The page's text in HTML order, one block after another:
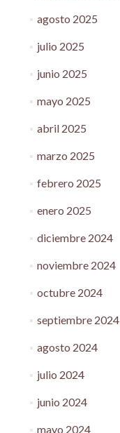
agosto 2025
julio 2025
junio 2025
mayo 2025
abril 2025
marzo 2025
febrero 2025
enero 2025
diciembre 2024
noviembre 2024
octubre 2024
septiembre 2024
agosto 2024
julio 2024
junio 2024
mayo 2024